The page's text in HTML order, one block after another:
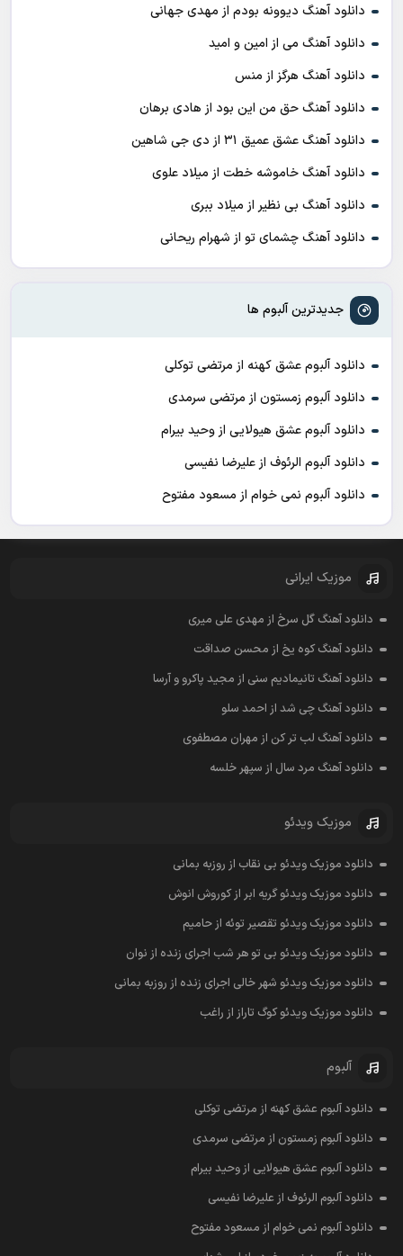
دانلود آهنگ دیوونه بودم از مهدی جهانی
دانلود آهنگ می از امین و امید
دانلود آهنگ هرگز از منس
دانلود آهنگ حق من این بود از هادی برهان
دانلود آهنگ عشق عمیق ۳۱ از دی جی شاهین
دانلود آهنگ خاموشه خطت از میلاد علوی
دانلود آهنگ بی نظیر از میلاد ببری
دانلود آهنگ چشمای تو از شهرام ریحانی
جدیدترین آلبوم ها
دانلود آلبوم عشق کهنه از مرتضی توکلی
دانلود آلبوم زمستون از مرتضی سرمدی
دانلود آلبوم عشق هیولایی از وحید بیرام
دانلود آلبوم الرئوف از علیرضا نفیسی
دانلود آلبوم نمی خوام از مسعود مفتوح
موزیک ایرانی
دانلود آهنگ گل سرخ از مهدی علی میری
دانلود آهنگ کوه یخ از محسن صداقت
دانلود آهنگ تانیمادیم سنی از مجید پاکرو و آرسا
دانلود آهنگ چی شد از احمد سلو
دانلود آهنگ لب تر کن از مهران مصطفوی
دانلود آهنگ مرد سال از سپهر خلسه
موزیک ویدئو
دانلود موزیک ویدئو بی نقاب از روزبه بمانی
دانلود موزیک ویدئو گریه ابر از کوروش انوش
دانلود موزیک ویدئو تقصیر توئه از حامیم
دانلود موزیک ویدئو بی تو هر شب اجرای زنده از نوان
دانلود موزیک ویدئو شهر خالی اجرای زنده از روزبه بمانی
دانلود موزیک ویدئو کوگ تاراز از راغب
آلبوم
دانلود آلبوم عشق کهنه از مرتضی توکلی
دانلود آلبوم زمستون از مرتضی سرمدی
دانلود آلبوم عشق هیولایی از وحید بیرام
دانلود آلبوم الرئوف از علیرضا نفیسی
دانلود آلبوم نمی خوام از مسعود مفتوح